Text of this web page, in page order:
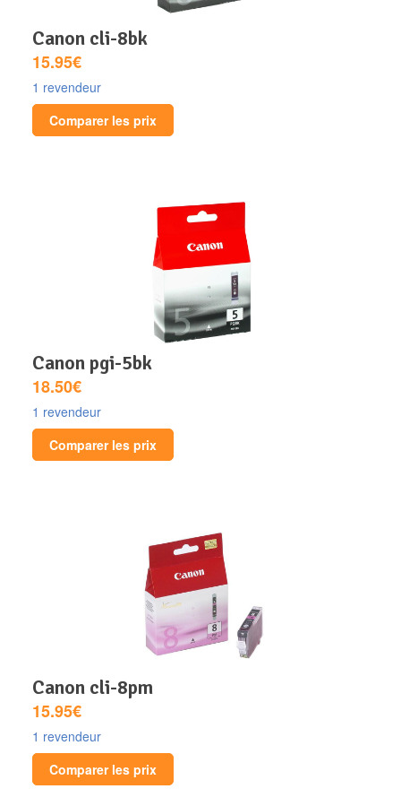
canon cli-8bk
15.95€
1 revendeur
Comparer les prix
canon pgi-5bk
18.50€
1 revendeur
Comparer les prix
canon cli-8pm
15.95€
1 revendeur
Comparer les prix